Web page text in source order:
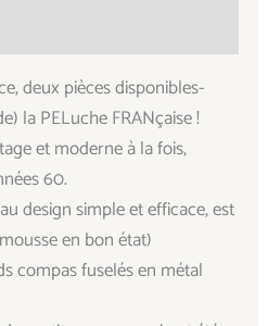
deux pièces disponibles-
la PELuche FRANçaise !
et moderne à la fois,
60.
design simple et efficace, est
en bon état)
compas fuselés en métal